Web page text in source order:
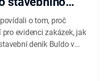
o tom, proč
evidenci zakázek, jak
deník Buldo v
v terénu. Společnost